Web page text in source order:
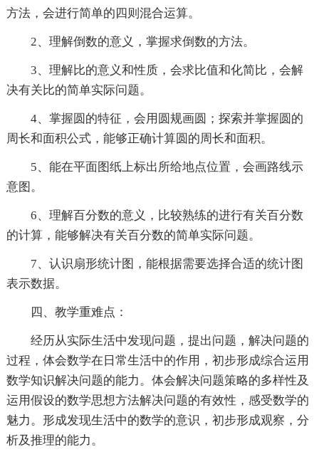
方法，会进行简单的四则混合运算。
2、理解倒数的意义，掌握求倒数的方法。
3、理解比的意义和性质，会求比值和化简比，会解
决有关比的简单实际问题。
4、掌握圆的特征，会用圆规画圆；探索并掌握圆的
周长和面积公式，能够正确计算圆的周长和面积。
5、能在平面图纸上标出所给地点位置，会画路线示
意图。
6、理解百分数的意义，比较熟练的进行有关百分数
的计算，能够解决有关百分数的简单实际问题。
7、认识扇形统计图，能根据需要选择合适的统计图
表示数据。
四、教学重难点：
经历从实际生活中发现问题，提出问题，解决问题的
过程，体会数学在日常生活中的作用，初步形成综合运用
数学知识解决问题的能力。体会解决问题策略的多样性及
运用假设的数学思想方法解决问题的有效性，感受数学的
魅力。形成发现生活中的数学的意识，初步形成观察，分
析及推理的能力。